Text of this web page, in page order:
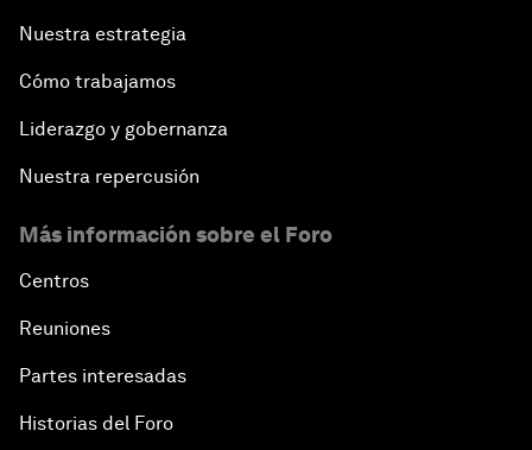
Nuestra estrategia
Cómo trabajamos
Liderazgo y gobernanza
Nuestra repercusión
Más información sobre el Foro
Centros
Reuniones
Partes interesadas
Historias del Foro